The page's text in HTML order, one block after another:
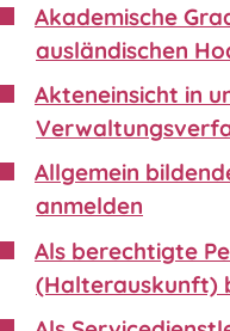
Akademische
ausländischen
Akteneinsicht in
Allgemein
anmelden
Als berechtigte
(Halterauskunft)